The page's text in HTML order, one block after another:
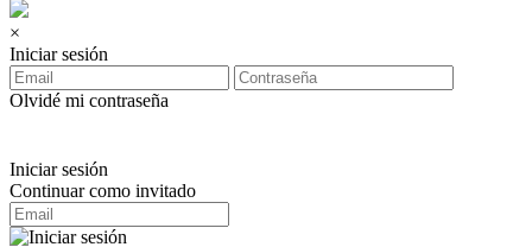
×
Iniciar sesión
Olvidé mi contraseña
Iniciar sesión
Continuar como invitado